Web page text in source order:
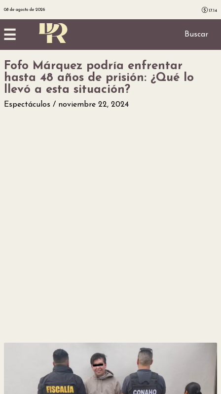
08 de agosto de 2026 17.14
☰ Buscar
Inicio
Noticias
Fofo Márquez podría enfrentar
hasta 48 años de prisión: ¿Qué lo
llevó a esta situación?
Espectáculos noviembre 22, 2024